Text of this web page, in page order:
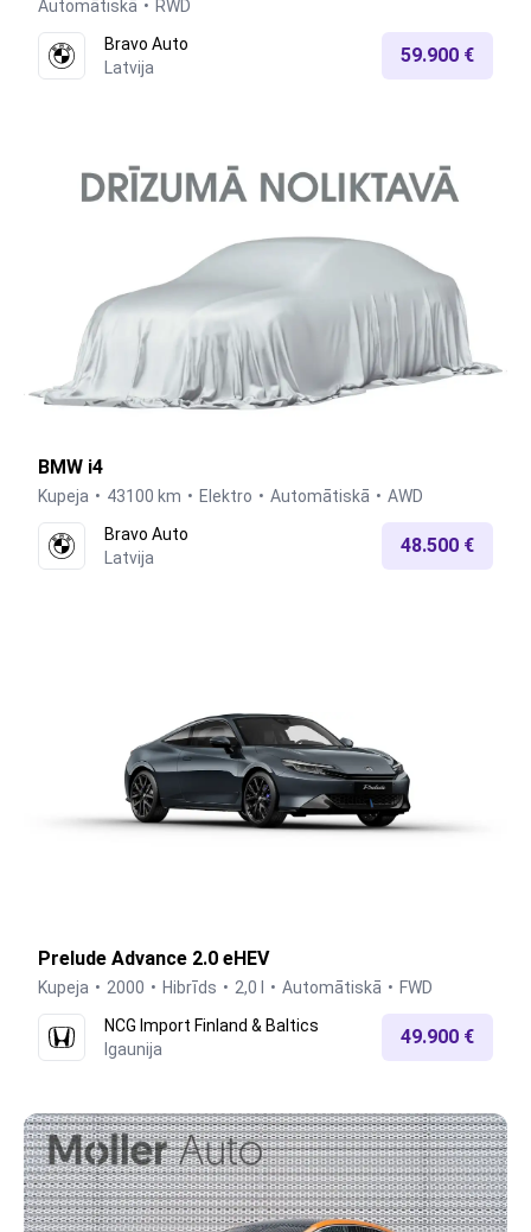
Automātiskā
RWD
Bravo Auto
Latvija
59.900 €
BMW i4
Kupeja 43100 km Elektro Automātiskā
AWD
Bravo Auto
Latvija
48.500 €
Prelude Advance 2.0 eHEV
Kupeja 2000 Hibrīds 2,0 l Automātiskā
FWD
NCG Import Finland & Baltics
Igaunija
49.900 €